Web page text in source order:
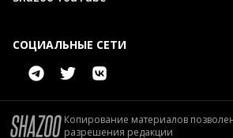
СОЦИАЛЬНЫЕ СЕТИ
Копирование материалов
разрешения редакции